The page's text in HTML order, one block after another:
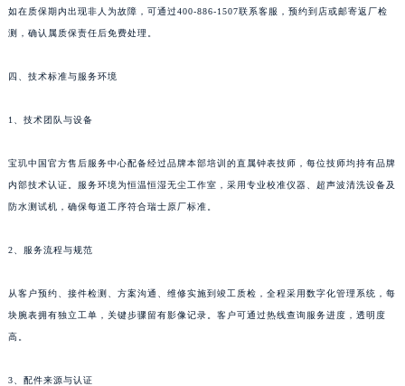
如在质保期内出现非人为故障，可通过400-886-1507联系客服，预约到店或邮寄返厂检
测，确认属质保责任后免费处理。
四、技术标准与服务环境
1、技术团队与设备
宝玑中国官方售后服务中心配备经过品牌本部培训的直属钟表技师，每位技师均持有品牌
内部技术认证。服务环境为恒温恒湿无尘工作室，采用专业校准仪器、超声波清洗设备及
防水测试机，确保每道工序符合瑞士原厂标准。
2、服务流程与规范
从客户预约、接件检测、方案沟通、维修实施到竣工质检，全程采用数字化管理系统，每
块腕表拥有独立工单，关键步骤留有影像记录。客户可通过热线查询服务进度，透明度
高。
3、配件来源与认证